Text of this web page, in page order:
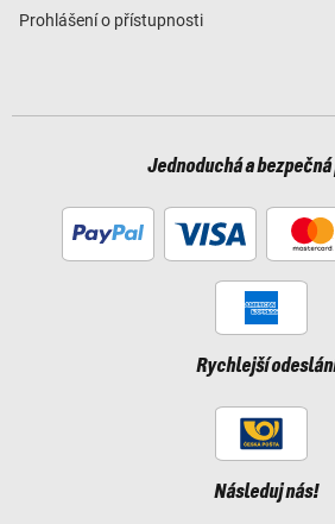
Prohlášení o přístupnosti
Jednoduchá a
Rychlejší
Následuj nás!